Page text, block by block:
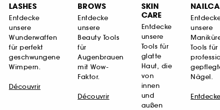
LASHES
Entdecke
unsere
Wunderwaffen
für perfekt
geschwungene
Wimpern.
Découvrir
BROWS
Entdecke
unsere
Beauty Tools
für
Augenbrauen
mit Wow-
Faktor.
Découvrir
SKIN
CARE
Entdecke
unsere
Tools für
glatte
Haut, die
von
innen
und
außen
unsere
Tools für
Nägel.